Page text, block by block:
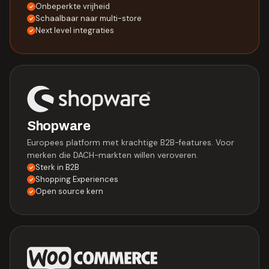
Onbeperkte vrijheid
Schaalbaar naar multi-store
Next level integraties
Shopware
Europees platform met krachtige B2B-features. Voor
merken die DACH-markten willen veroveren.
Sterk in B2B
Shopping Experiences
Open source kern